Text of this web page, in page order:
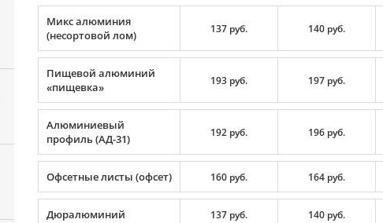
Микс алюминия
(несортовой лом)
137 руб. 140 руб.
Пищевой алюминий
«пищевка»
193 руб. 197 руб.
Алюминиевый
профиль (АД-31)
192 руб. 196 руб.
Офсетные листы (офсет) 160 руб. 164 руб.
Дюралюминий 137 руб. 140 руб.